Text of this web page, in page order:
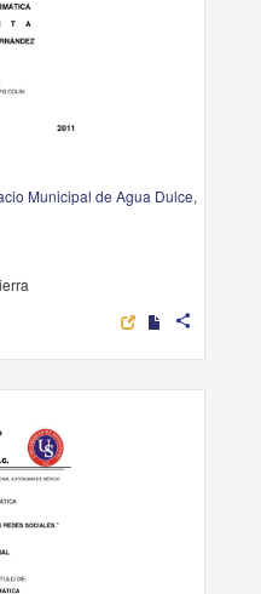
Municipal de Agua Dulce,
share